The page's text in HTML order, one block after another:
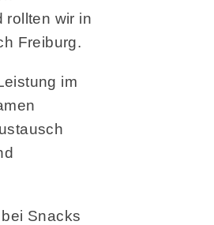
rollten wir in
Freiburg.
im
Snacks